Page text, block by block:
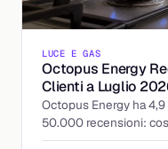
LUCE E GAS
Octopus Energy
Clienti a Luglio
Octopus Energy ha
50.000 recensioni:
come leggere le